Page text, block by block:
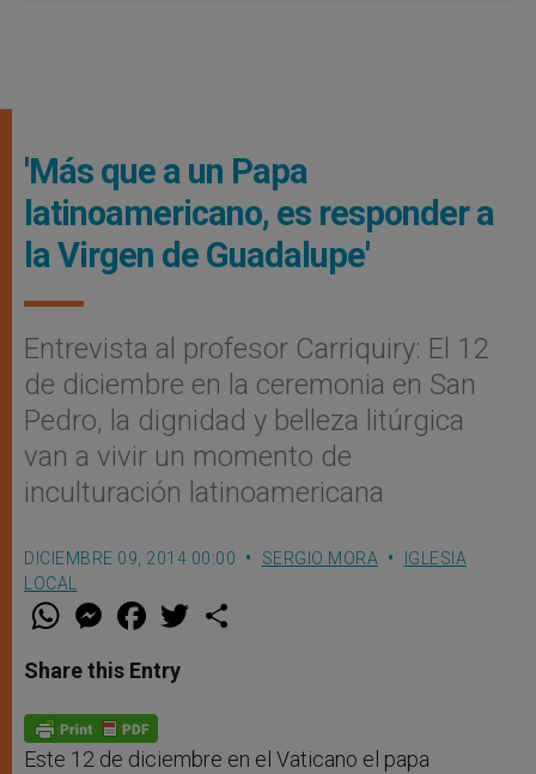
'Más que a un Papa
latinoamericano, es responder a
la Virgen de Guadalupe'
Entrevista al profesor Carriquiry: El 12
de diciembre en la ceremonia en San
Pedro, la dignidad y belleza litúrgica
van a vivir un momento de
inculturación latinoamericana
DICIEMBRE 09, 2014 00:00 SERGIO MORA
IGLESIA
LOCAL
W
t
s
p
p
M
e
s
e
g
e
r
F
a
e
b
o
k
w
Share this Entry
Este 12 de diciembre en el Vaticano el papa